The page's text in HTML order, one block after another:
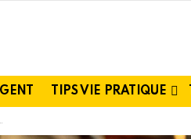
TIPS VIE PRATIQUE